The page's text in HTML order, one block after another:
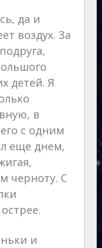
да и
воздух. За
детей. Я
в
с одним
еще днем,
черноту. С
и